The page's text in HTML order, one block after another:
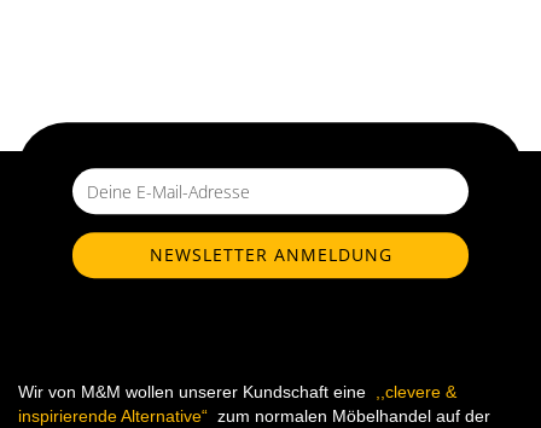
Wir von M&M wollen unserer Kundschaft eine
,,clevere &
inspirierende Alternative“ zum normalen Möbelhandel auf der